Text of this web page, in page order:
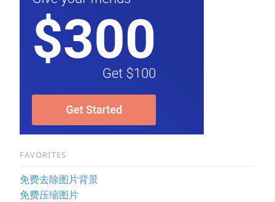
FAVORITES
免费去除图片背景
免费压缩图片